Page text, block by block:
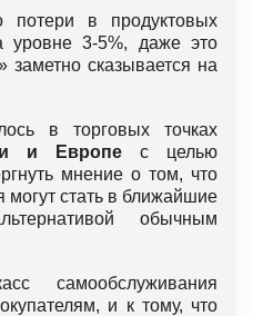
в продуктовых
уровне 3-5%, даже это
заметно сказывается на
в торговых точках
и Европе с целью
мнение о том, что
стать в ближайшие
обычным
самообслуживания
и к тому, что